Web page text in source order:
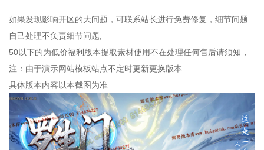
如果发现影响开区的大问题，可联系站长进行免费修复，细节问题
自己处理不负责细节问题,
50以下的为低价福利版本提取素材使用不在处理任何售后请须知，
注：由于演示网站模板站点不定时更新更换版本
具体版本内容以本截图为准